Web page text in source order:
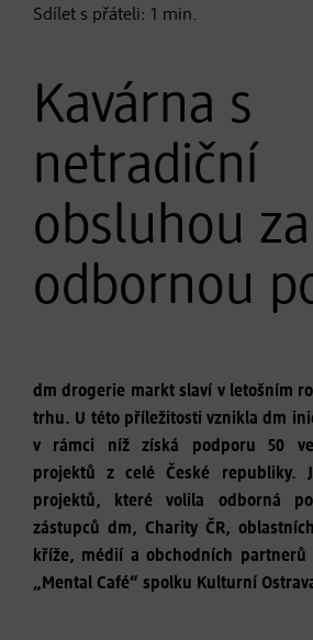
Sdílet s přáteli: 1 min.
Kavárna s
netradiční
obsluhou
odbornou
dm drogerie markt slaví v letošním
trhu. U této příležitosti vznikla dm
v rámci níž získá podporu 50
projektů z celé České republiky.
projektů, které volila odborná
zástupců dm, Charity ČR,
kříže, médií a obchodních
„Mental Café“ spolku Kulturní